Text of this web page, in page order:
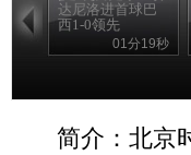
达尼洛进首球巴
西1-0领先
01分19秒
简介：北京